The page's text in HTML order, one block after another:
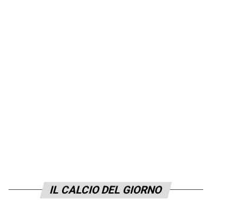
IL CALCIO DEL GIORNO